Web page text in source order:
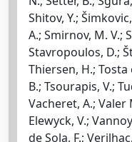
Shitov, Y.;
A.; Smirnov, M. V.;
Stavropoulos, D.;
Thiersen, H.; Tosta
B.; Tsourapis, V.;
Vacheret, A.; Valer
Elewyck, V.;
de Sola, F.;